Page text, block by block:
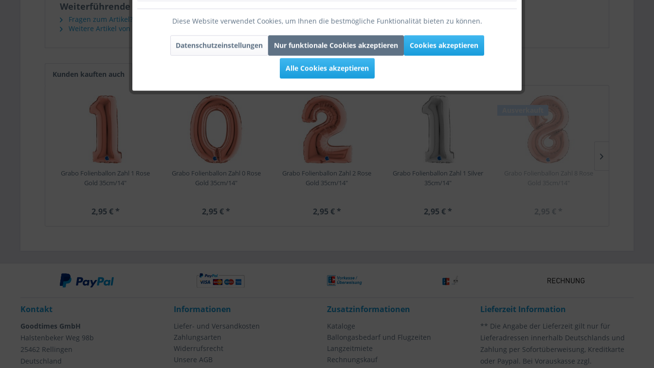
Weiterführende Links zu "Grabo Folienballon Zahl 3 Rose Gold 35cm/14""
Fragen zum Artikel?
Weitere Artikel von Grabo
Kunden kauften auch
Grabo Folienballon Zahl 1 Rose
Gold 35cm/14"
2,95 € *
Grabo Folienballon Zahl 0 Rose
Gold 35cm/14"
2,95 € *
Grabo Folienballon Zahl 2 Rose
Gold 35cm/14"
2,95 € *
Grabo Folienballon Zahl 1 Silver
35cm/14"
2,95 € *
Grabo Folienballon Zahl 8 Rose
Gold 35cm/14"
2,95 € *
Kontakt
Goodtimes GmbH
Halstenbeker Weg 98b
25462 Rellingen
Deutschland
Informationen
Liefer- und Versandkosten
Zahlungsarten
Widerrufsrecht
Unsere AGB
Zusatzinformationen
Kataloge
Ballongasbedarf und Flugzeiten
Langzeitmiete
Rechnungskauf
Lieferzeit Information
** Die Angabe der Lieferzeit gilt nur für
Lieferadressen innerhalb Deutschlands und
Zahlung per Sofortüberweisung, Kreditkarte
oder Paypal. Bei Vorauskasse zzgl.
Diese Website verwendet Cookies, um Ihnen die bestmögliche Funktionalität bieten zu können.
Datenschutzeinstellungen Nur funktionale Cookies akzeptieren Cookies akzeptieren
Alle Cookies akzeptieren